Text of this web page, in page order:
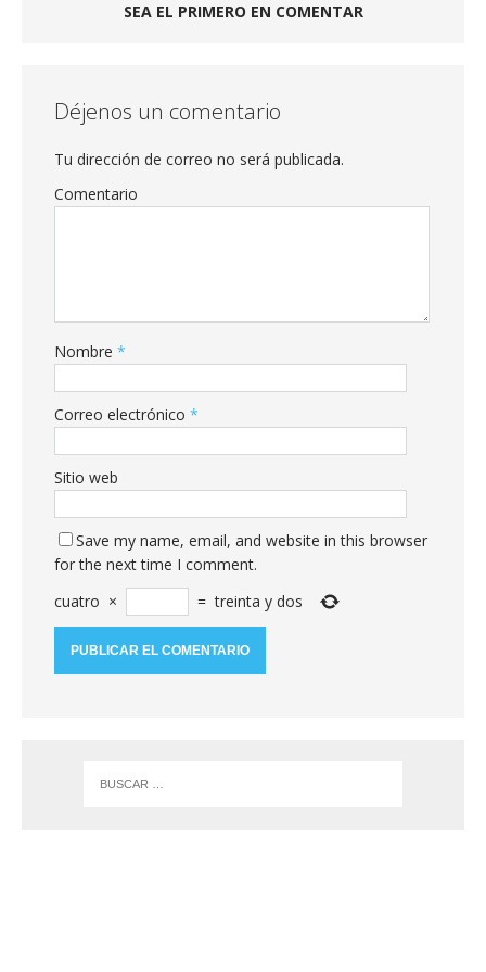
SEA EL PRIMERO EN COMENTAR
Déjenos un comentario
Tu dirección de correo no será publicada.
Comentario
Nombre *
Correo electrónico *
Sitio web
Save my name, email, and website in this browser
for the next time I comment.
cuatro × = treinta y dos